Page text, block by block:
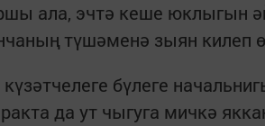
ала, эчтә кеше юклыгын
түшәменә зыян килеп
бүлеге
да ут чыгуга мичкә